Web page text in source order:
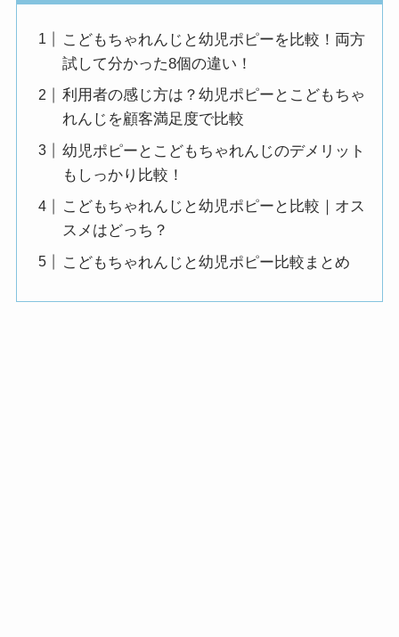
こどもちゃれんじと幼児ポピーを比較！両方
試して分かった8個の違い！
利用者の感じ方は？幼児ポピーとこどもちゃ
れんじを顧客満足度で比較
幼児ポピーとこどもちゃれんじのデメリット
もしっかり比較！
こどもちゃれんじと幼児ポピーと比較｜オス
スメはどっち？
こどもちゃれんじと幼児ポピー比較まとめ